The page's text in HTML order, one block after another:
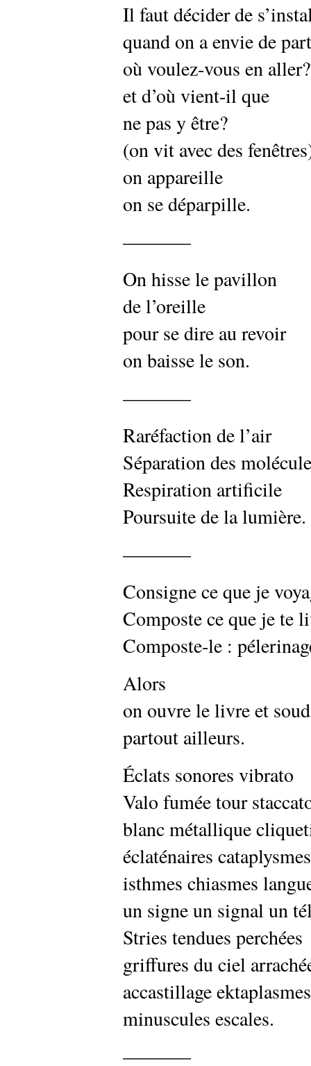
Il faut décider de
quand on a envie de
où voulez-vous en
et d’où vient-il que
ne pas y être?
(on vit avec des
on appareille
on se déparpille.
———–
On hisse le pavillon
de l’oreille
pour se dire au revoir
on baisse le son.
———–
Raréfaction de l’air
Séparation des
Respiration artificile
Poursuite de la lumière.
———–
Consigne ce que je
Composte ce que je te
Composte-le :
Alors
on ouvre le livre et
partout ailleurs.
Éclats sonores vibrato
Valo fumée tour
blanc métallique
éclaténaires cataplysmes
isthmes chiasmes
un signe un signal un
Stries tendues perchées
griffures du ciel
accastillage ektaplasmes
minuscules escales.
———–